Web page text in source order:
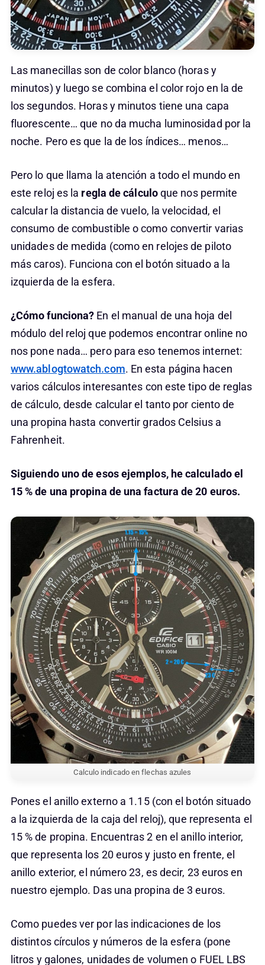
Las manecillas son de color blanco (horas y
minutos) y luego se combina el color rojo en la de
los segundos. Horas y minutos tiene una capa
fluorescente… que no da mucha luminosidad por la
noche. Pero es que la de los índices… menos…
Pero lo que llama la atención a todo el mundo en
este reloj es la regla de cálculoque nos permite
calcular la distancia de vuelo, la velocidad, el
consumo de combustible o como convertir varias
unidades de medida (como en relojes de piloto
más caros). Funciona con el botón situado a la
izquierda de la esfera.
¿Cómo funciona? En el manual de una hoja del
módulo del reloj que podemos encontrar online no
nos pone nada… pero para eso tenemos internet:
www.ablogtowatch.com. En esta página hacen
varios cálculos interesantes con este tipo de reglas
de cálculo, desde calcular el tanto por ciento de
una propina hasta convertir grados Celsius a
Fahrenheit.
Siguiendo uno de esos ejemplos, he calculado el
15 % de una propina de una factura de 20 euros.
Calculo indicado en flechas azules
Pones el anillo externo a 1.15 (con el botón situado
a la izquierda de la caja del reloj), que representa el
15 % de propina. Encuentras 2 en el anillo interior,
que representa los 20 euros y justo en frente, el
anillo exterior, el número 23, es decir, 23 euros en
nuestro ejemplo. Das una propina de 3 euros.
Como puedes ver por las indicaciones de los
distintos círculos y números de la esfera (pone
litros y galones, unidades de volumen o FUEL LBS